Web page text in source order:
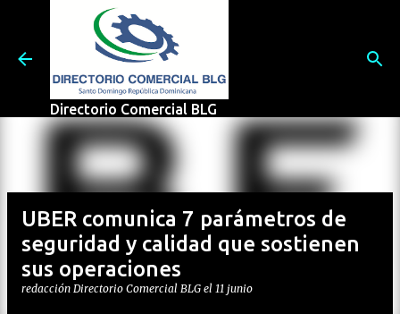
Ir al contenido principal
Directorio Comercial BLG
UBER comunica 7 parámetros de
seguridad y calidad que sostienen
sus operaciones
redacción Directorio Comercial BLG el 11 junio